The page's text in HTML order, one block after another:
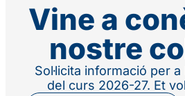
Vine a
nostre
Sol·licita informació per
del curs 2026-27. Et